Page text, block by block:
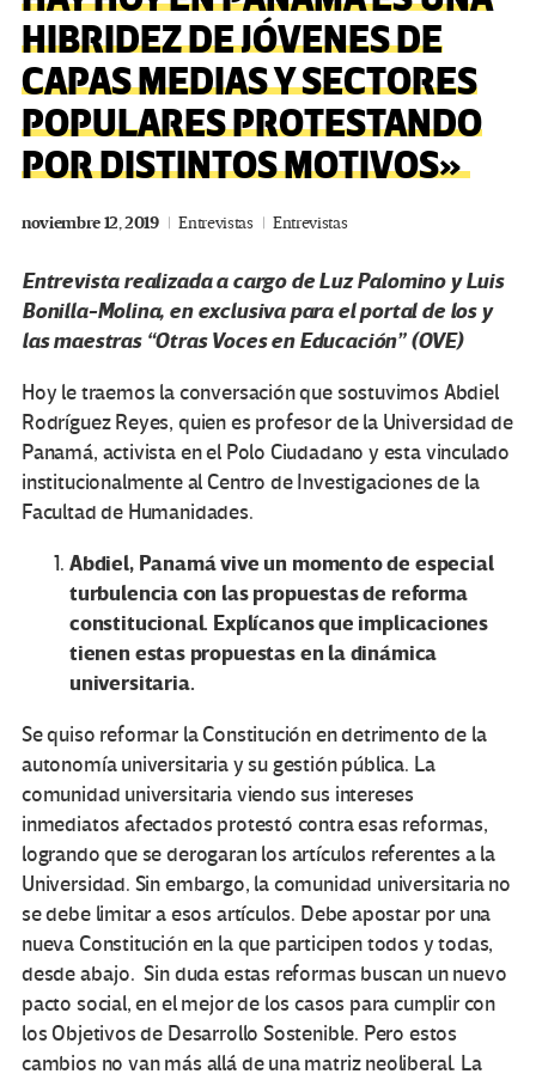
HIBRIDEZ DE JÓVENES DE
CAPAS MEDIAS Y SECTORES
POPULARES PROTESTANDO
POR DISTINTOS MOTIVOS»
noviembre 12, 2019 Entrevistas Entrevistas
Entrevista realizada a cargo de Luz Palomino y Luis
Bonilla-Molina, en exclusiva para el portal de los y
las maestras “Otras Voces en Educación” (OVE)
Hoy le traemos la conversación que sostuvimos Abdiel
Rodríguez Reyes, quien es profesor de la Universidad de
Panamá, activista en el Polo Ciudadano y esta vinculado
institucionalmente al Centro de Investigaciones de la
Facultad de Humanidades.
Abdiel, Panamá vive un momento de especial
turbulencia con las propuestas de reforma
constitucional. Explícanos que implicaciones
tienen estas propuestas en la dinámica
universitaria.
Se quiso reformar la Constitución en detrimento de la
autonomía universitaria y su gestión pública. La
comunidad universitaria viendo sus intereses
inmediatos afectados protestó contra esas reformas,
logrando que se derogaran los artículos referentes a la
Universidad. Sin embargo, la comunidad universitaria no
se debe limitar a esos artículos. Debe apostar por una
nueva Constitución en la que participen todos y todas,
desde abajo. Sin duda estas reformas buscan un nuevo
pacto social, en el mejor de los casos para cumplir con
los Objetivos de Desarrollo Sostenible. Pero estos
cambios no van más allá de una matriz neoliberal. La